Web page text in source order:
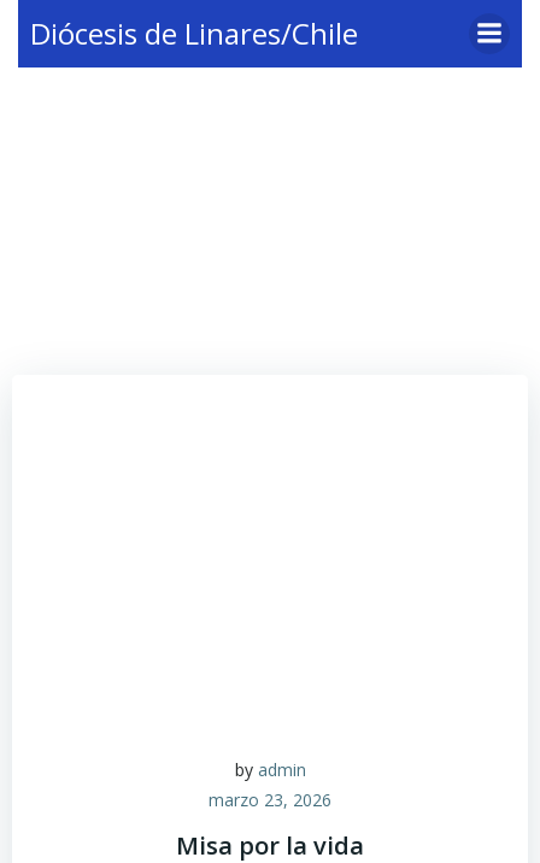
al
contenido
Diócesis de Linares/Chile
by admin
marzo 23, 2026
Misa por la vida